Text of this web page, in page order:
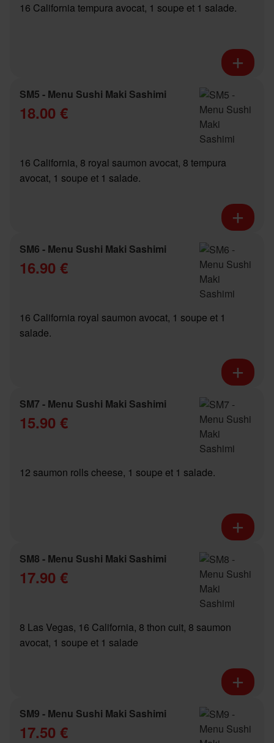
16 California tempura avocat, 1 soupe et 1 salade.
SM5 - Menu Sushi Maki Sashimi
18.00 €
16 California, 8 royal saumon avocat, 8 tempura
avocat, 1 soupe et 1 salade.
SM6 - Menu Sushi Maki Sashimi
16.90 €
16 California royal saumon avocat, 1 soupe et 1
salade.
SM7 - Menu Sushi Maki Sashimi
15.90 €
12 saumon rolls cheese, 1 soupe et 1 salade.
SM8 - Menu Sushi Maki Sashimi
17.90 €
8 Las Vegas, 16 California, 8 thon cuit, 8 saumon
avocat, 1 soupe et 1 salade
SM9 - Menu Sushi Maki Sashimi
17.50 €